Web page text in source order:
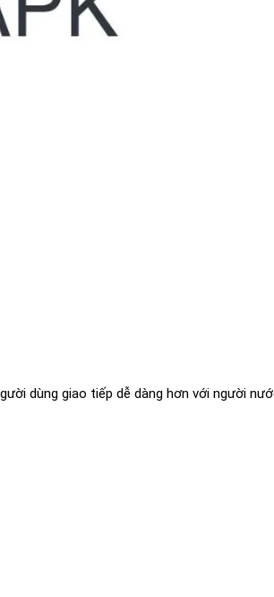
dùng giao tiếp dễ dàng hơn với người